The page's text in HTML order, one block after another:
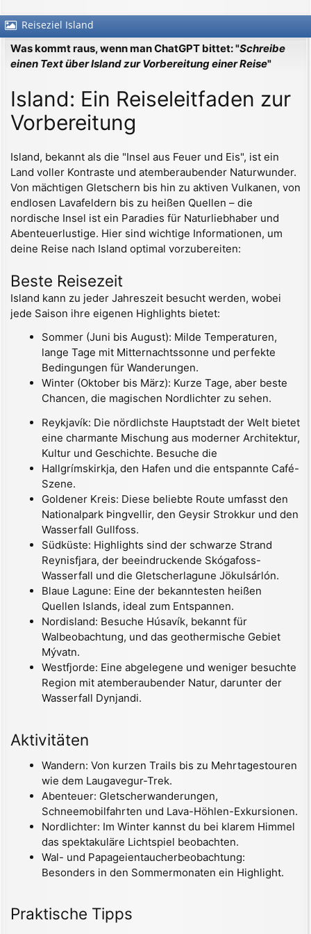
Reiseziel Island
Was kommt raus, wenn man ChatGPT bittet: "Schreibe
einen Text über Island zur Vorbereitung einer Reise"
Island: Ein Reiseleitfaden zur
Vorbereitung
Island, bekannt als die "Insel aus Feuer und Eis", ist ein
Land voller Kontraste und atemberaubender Naturwunder.
Von mächtigen Gletschern bis hin zu aktiven Vulkanen, von
endlosen Lavafeldern bis zu heißen Quellen – die
nordische Insel ist ein Paradies für Naturliebhaber und
Abenteuerlustige. Hier sind wichtige Informationen, um
deine Reise nach Island optimal vorzubereiten:
Beste Reisezeit
Island kann zu jeder Jahreszeit besucht werden, wobei
jede Saison ihre eigenen Highlights bietet:
Sommer (Juni bis August): Milde Temperaturen,
lange Tage mit Mitternachtssonne und perfekte
Bedingungen für Wanderungen.
Winter (Oktober bis März): Kurze Tage, aber beste
Chancen, die magischen Nordlichter zu sehen.
Reykjavík: Die nördlichste Hauptstadt der Welt bietet
eine charmante Mischung aus moderner Architektur,
Kultur und Geschichte. Besuche die
Hallgrímskirkja, den Hafen und die entspannte Café-
Szene.
Goldener Kreis: Diese beliebte Route umfasst den
Nationalpark Þingvellir, den Geysir Strokkur und den
Wasserfall Gullfoss.
Südküste: Highlights sind der schwarze Strand
Reynisfjara, der beeindruckende Skógafoss-
Wasserfall und die Gletscherlagune Jökulsárlón.
Blaue Lagune: Eine der bekanntesten heißen
Quellen Islands, ideal zum Entspannen.
Nordisland: Besuche Húsavík, bekannt für
Walbeobachtung, und das geothermische Gebiet
Mývatn.
Westfjorde: Eine abgelegene und weniger besuchte
Region mit atemberaubender Natur, darunter der
Wasserfall Dynjandi.
Aktivitäten
Wandern: Von kurzen Trails bis zu Mehrtagestouren
wie dem Laugavegur-Trek.
Abenteuer: Gletscherwanderungen,
Schneemobilfahrten und Lava-Höhlen-Exkursionen.
Nordlichter: Im Winter kannst du bei klarem Himmel
das spektakuläre Lichtspiel beobachten.
Wal- und Papageientaucherbeobachtung:
Besonders in den Sommermonaten ein Highlight.
Praktische Tipps